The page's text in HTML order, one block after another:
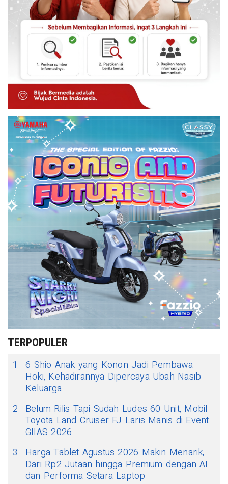
TERPOPULER
1
6 Shio Anak yang Konon Jadi Pembawa
Hoki, Kehadirannya Dipercaya Ubah Nasib
Keluarga
2
Belum Rilis Tapi Sudah Ludes 60 Unit, Mobil
Toyota Land Cruiser FJ Laris Manis di Event
GIIAS 2026
3
Harga Tablet Agustus 2026 Makin Menarik,
Dari Rp2 Jutaan hingga Premium dengan AI
dan Performa Setara Laptop